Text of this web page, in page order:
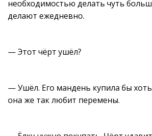
необходимостью делать чуть
делают ежедневно.
— Этот чёрт ушёл?
— Ушёл. Его мандень купила бы
она же так любит перемены.